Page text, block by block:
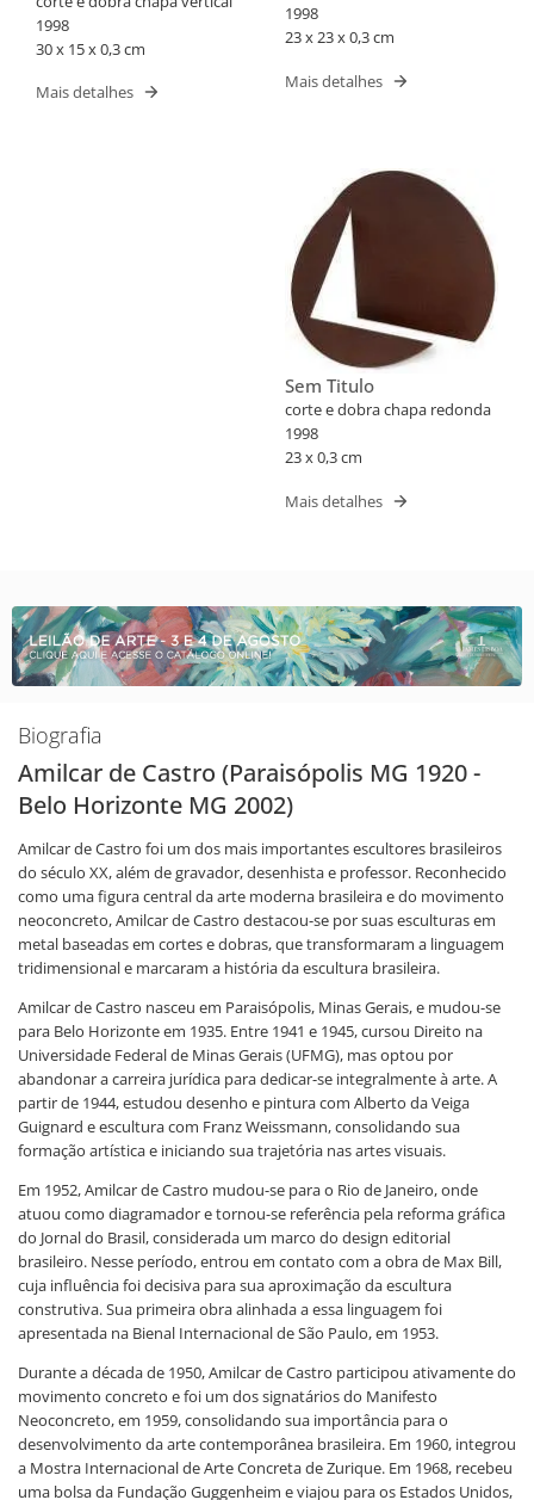
1998
30 x 15 x 0,3 cm
Mais detalhes
quadrada
1998
23 x 23 x 0,3 cm
Mais detalhes
Sem Titulo
corte e dobra chapa redonda
1998
23 x 0,3 cm
Mais detalhes
Biografia
Amilcar de Castro (Paraisópolis MG 1920 -
Belo Horizonte MG 2002)
Amilcar de Castro foi um dos mais importantes escultores brasileiros
do século XX, além de gravador, desenhista e professor. Reconhecido
como uma figura central da arte moderna brasileira e do movimento
neoconcreto, Amilcar de Castro destacou-se por suas esculturas em
metal baseadas em cortes e dobras, que transformaram a linguagem
tridimensional e marcaram a história da escultura brasileira.
Amilcar de Castro nasceu em Paraisópolis, Minas Gerais, e mudou-se
para Belo Horizonte em 1935. Entre 1941 e 1945, cursou Direito na
Universidade Federal de Minas Gerais (UFMG), mas optou por
abandonar a carreira jurídica para dedicar-se integralmente à arte. A
partir de 1944, estudou desenho e pintura com Alberto da Veiga
Guignard e escultura com Franz Weissmann, consolidando sua
formação artística e iniciando sua trajetória nas artes visuais.
Em 1952, Amilcar de Castro mudou-se para o Rio de Janeiro, onde
atuou como diagramador e tornou-se referência pela reforma gráfica
do Jornal do Brasil, considerada um marco do design editorial
brasileiro. Nesse período, entrou em contato com a obra de Max Bill,
cuja influência foi decisiva para sua aproximação da escultura
construtiva. Sua primeira obra alinhada a essa linguagem foi
apresentada na Bienal Internacional de São Paulo, em 1953.
Durante a década de 1950, Amilcar de Castro participou ativamente do
movimento concreto e foi um dos signatários do Manifesto
Neoconcreto, em 1959, consolidando sua importância para o
desenvolvimento da arte contemporânea brasileira. Em 1960, integrou
a Mostra Internacional de Arte Concreta de Zurique. Em 1968, recebeu
uma bolsa da Fundação Guggenheim e viajou para os Estados Unidos,